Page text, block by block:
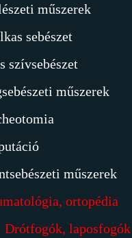
műszerek
sebészet
szívsebészet
műszerek
műszerek
ortopédia
Drótfogók, laposfogók